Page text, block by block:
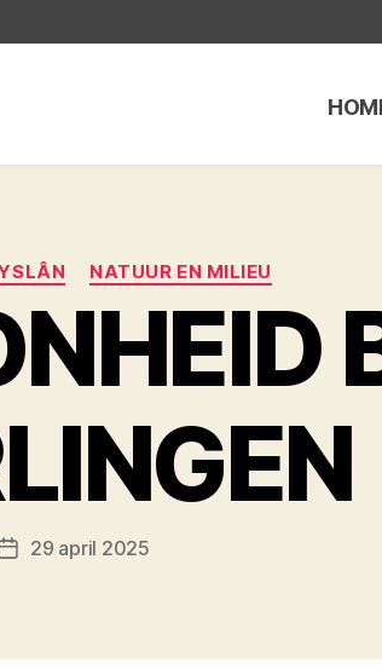
Categorieën
NATUUR EN MILIEU
Berichtdatum
29 april 2025